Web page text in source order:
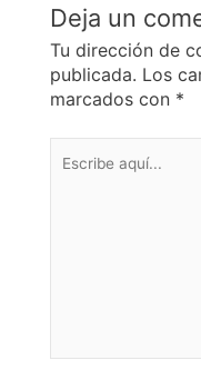
Deja un
Tu dirección de
publicada. Los
marcados con *
aquí...